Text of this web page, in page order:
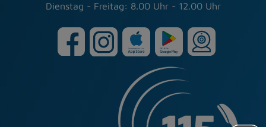
Dienstag - Freitag: 8.00 Uhr - 12.00 Uhr